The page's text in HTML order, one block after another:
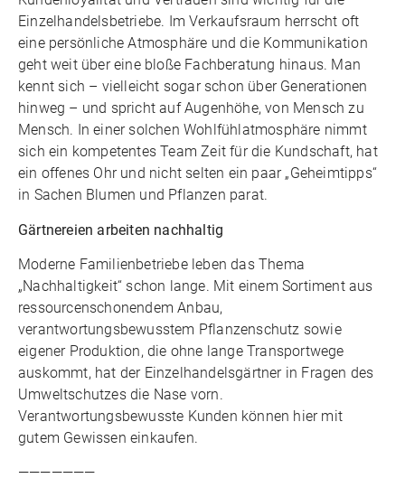
Einzelhandelsbetriebe. Im Verkaufsraum herrscht oft
eine persönliche Atmosphäre und die Kommunikation
geht weit über eine bloße Fachberatung hinaus. Man
kennt sich – vielleicht sogar schon über Generationen
hinweg – und spricht auf Augenhöhe, von Mensch zu
Mensch. In einer solchen Wohlfühlatmosphäre nimmt
sich ein kompetentes Team Zeit für die Kundschaft, hat
ein offenes Ohr und nicht selten ein paar „Geheimtipps“
in Sachen Blumen und Pflanzen parat.
Gärtnereien arbeiten nachhaltig
Moderne Familienbetriebe leben das Thema
„Nachhaltigkeit“ schon lange. Mit einem Sortiment aus
ressourcenschonendem Anbau,
verantwortungsbewusstem Pflanzenschutz sowie
eigener Produktion, die ohne lange Transportwege
auskommt, hat der Einzelhandelsgärtner in Fragen des
Umweltschutzes die Nase vorn.
Verantwortungsbewusste Kunden können hier mit
gutem Gewissen einkaufen.
———————